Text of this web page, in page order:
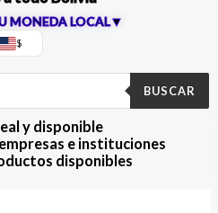
MONEDA LOCAL▼
$
BUSCAR
y disponible
e instituciones
disponibles